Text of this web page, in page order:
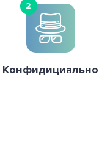
2
Конфидициально